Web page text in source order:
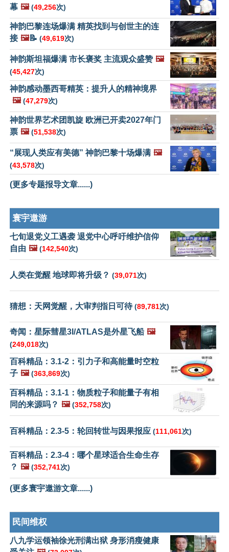
幕 🖼️ (49,256次)
神韵巴黎连场爆满 精英找到与创世主的连
接 🖼️📝 (49,619次)
神韵斯坦福爆满 市长褒奖 主流观众盛赞 🖼️
(45,427次)
神韵感动墨西哥精英：提升人的精神境界
🖼️ (47,279次)
神韵世界艺术团凯旋 欧洲已开卖2027年门
票 🖼️ (51,538次)
“展现人类应有美德” 神韵巴黎十场爆满 🖼️
(43,578次)
(更多专题报导文章......)
寰宇遨游
七旬退党义工遇袭 退党中心呼吁维护信仰
自由 🖼️ (142,540次)
人类在觉醒 地球即将升级？ (39,071次)
猜想：天网觉醒，大审判指日可待(89,781次)
奇闻：星际彗星3I/ATLAS是外星飞船 🖼️
(249,018次)
百科精品：3.1-2：引力子和高能量时空粒
子 🖼️ (363,869次)
百科精品：3.1-1：物质粒子和能量子有相
同的来源吗？ 🖼️ (352,758次)
百科精品：2.3-5：轮回转世与因果报应 (111,061次)
百科精品：2.3-4：哪个星球适合生命生存
？ 🖼️ (352,741次)
(更多寰宇遨游文章......)
民间维权
八九学运领袖徐光刑满出狱 身形消瘦健康